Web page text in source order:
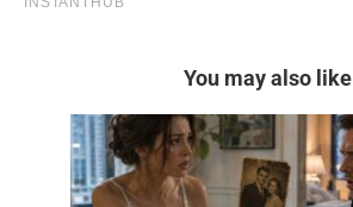
You may also like